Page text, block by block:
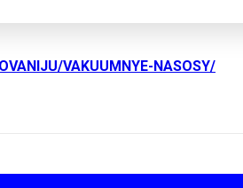
VAKUUMNYE-NASOSY/